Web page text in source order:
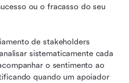
ou o fracasso do seu
de stakeholders
sistematicamente cada
o sentimento ao
quando um apoiador